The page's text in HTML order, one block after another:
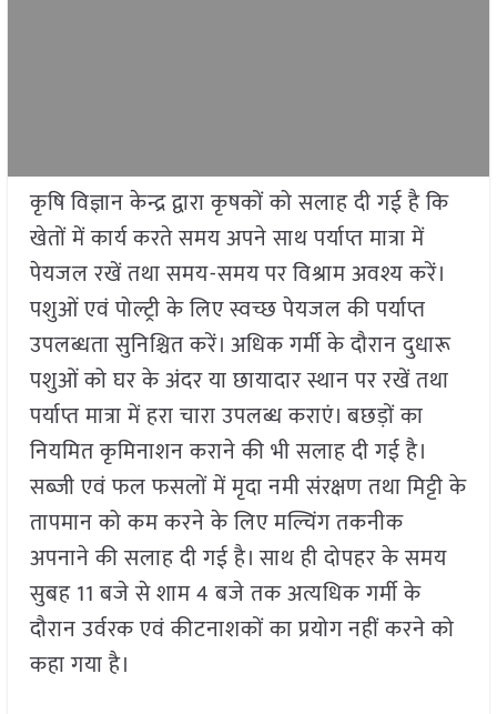
कृषि विज्ञान केन्द्र द्वारा कृषकों को सलाह दी गई है कि
खेतों में कार्य करते समय अपने साथ पर्याप्त मात्रा में
पेयजल रखें तथा समय-समय पर विश्राम अवश्य करें।
पशुओं एवं पोल्ट्री के लिए स्वच्छ पेयजल की पर्याप्त
उपलब्धता सुनिश्चित करें। अधिक गर्मी के दौरान दुधारू
पशुओं को घर के अंदर या छायादार स्थान पर रखें तथा
पर्याप्त मात्रा में हरा चारा उपलब्ध कराएं। बछड़ों का
नियमित कृमिनाशन कराने की भी सलाह दी गई है।
सब्जी एवं फल फसलों में मृदा नमी संरक्षण तथा मिट्टी के
तापमान को कम करने के लिए मल्चिंग तकनीक
अपनाने की सलाह दी गई है। साथ ही दोपहर के समय
सुबह 11 बजे से शाम 4 बजे तक अत्यधिक गर्मी के
दौरान उर्वरक एवं कीटनाशकों का प्रयोग नहीं करने को
कहा गया है।